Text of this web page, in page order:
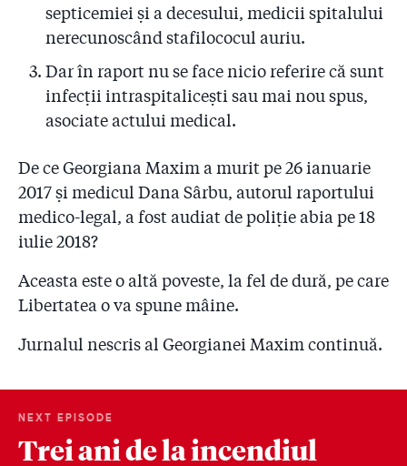
septicemiei și a decesului, medicii spitalului
nerecunoscând stafilococul auriu.
Dar în raport nu se face nicio referire că sunt
infecții intraspitalicești sau mai nou spus,
asociate actului medical.
De ce Georgiana Maxim a murit pe 26 ianuarie
2017 și medicul Dana Sârbu, autorul raportului
medico-legal, a fost audiat de poliție abia pe 18
iulie 2018?
Aceasta este o altă poveste, la fel de dură, pe care
Libertatea o va spune mâine.
Jurnalul nescris al Georgianei Maxim continuă.
NEXT EPISODE
Trei ani de la incendiul